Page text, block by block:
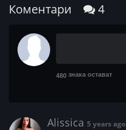
Коментари 4
480 знака остават
Alissica 5 years ago